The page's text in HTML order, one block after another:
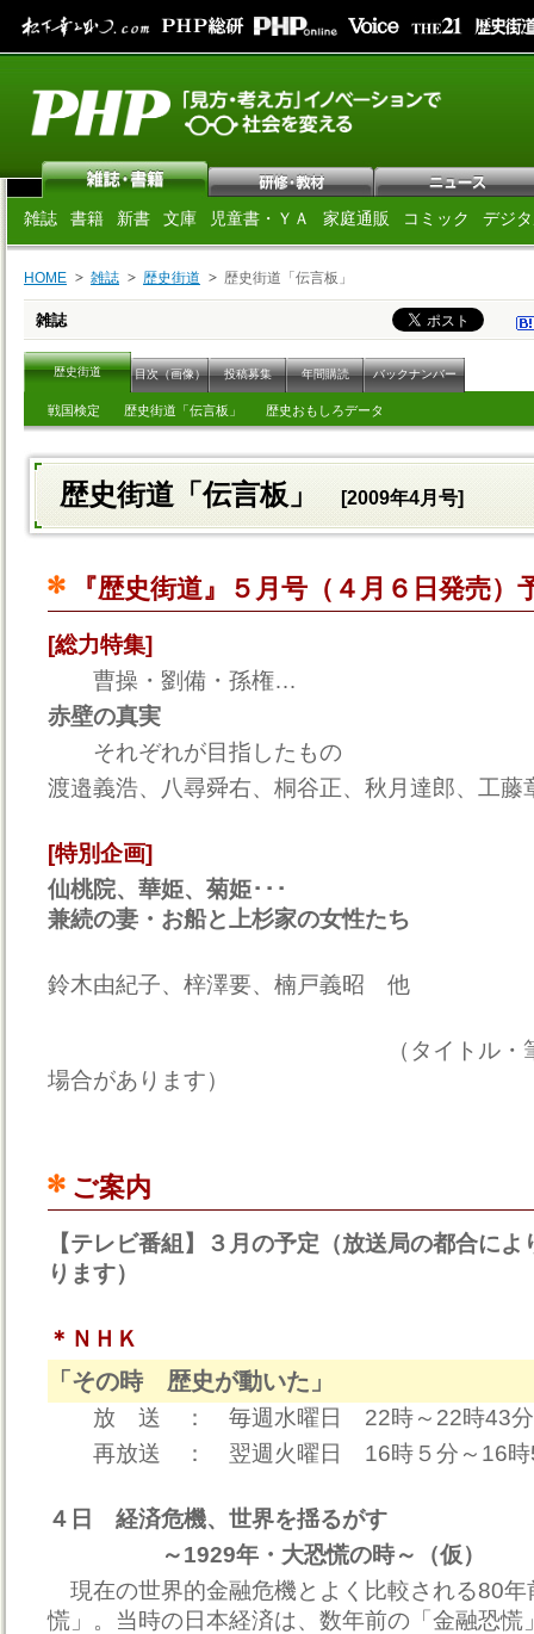
雑誌 書籍 新書 文庫 児童書・ＹＡ 家庭通販 コミック デジ
HOME 雑誌 歴史街道 歴史街道「伝言板」
雑誌
歴史街道 目次（画像） 投稿募集 年間購読 バックナンバー
戦国検定 歴史街道「伝言板」 歴史おもしろデータ
歴史街道「伝言板」 [2009年4月号]
『歴史街道』５月号（４月６日発売）
[総力特集]
曹操・劉備・孫権…
赤壁の真実
それぞれが目指したもの
渡邉義浩、八尋舜右、桐谷正、秋月達郎、工藤
[特別企画]
仙桃院、華姫、菊姫･･･
兼続の妻・お船と上杉家の女性たち
鈴木由紀子、梓澤要、楠戸義昭 他
（タイトル・筆者は一
場合があります）
ご案内
【テレビ番組】３月の予定（放送局の都合に
ります）
＊ＮＨＫ
「その時 歴史が動いた」
放 送 ： 毎週水曜日 22時～22時43分
再放送 ： 翌週火曜日 16時５分～16時
４日 経済危機、世界を揺るがす
～1929年・大恐慌の時～（仮）
現在の世界的金融危機とよく比較される80年
慌」。当時の日本経済は、数年前の「金融恐慌